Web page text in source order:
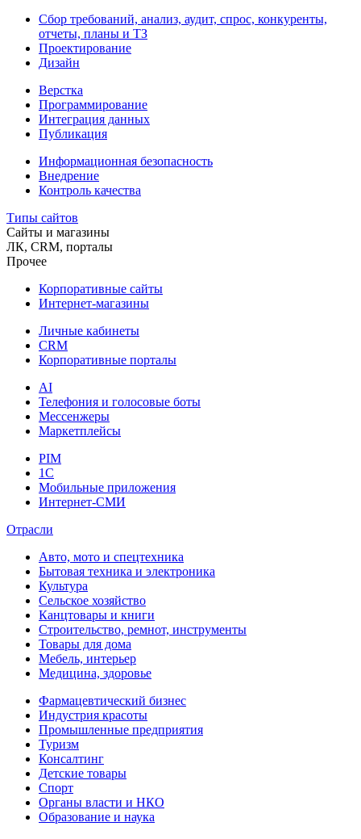
Сбор требований, анализ, аудит, спрос, конкуренты,
отчеты, планы и ТЗ
Проектирование
Дизайн
Верстка
Программирование
Интеграция данных
Публикация
Информационная безопасность
Внедрение
Контроль качества
Типы сайтов
Сайты и магазины
ЛК, CRM, порталы
Прочее
Корпоративные сайты
Интернет-магазины
Личные кабинеты
CRM
Корпоративные порталы
AI
Телефония и голосовые боты
Мессенжеры
Маркетплейсы
PIM
1C
Мобильные приложения
Интернет-СМИ
Отрасли
Авто, мото и спецтехника
Бытовая техника и электроника
Культура
Сельское хозяйство
Канцтовары и книги
Строительство, ремнот, инструменты
Товары для дома
Мебель, интерьер
Медицина, здоровье
Фармацевтический бизнес
Индустрия красоты
Промышленные предприятия
Туризм
Консалтинг
Детские товары
Спорт
Органы власти и НКО
Образование и наука